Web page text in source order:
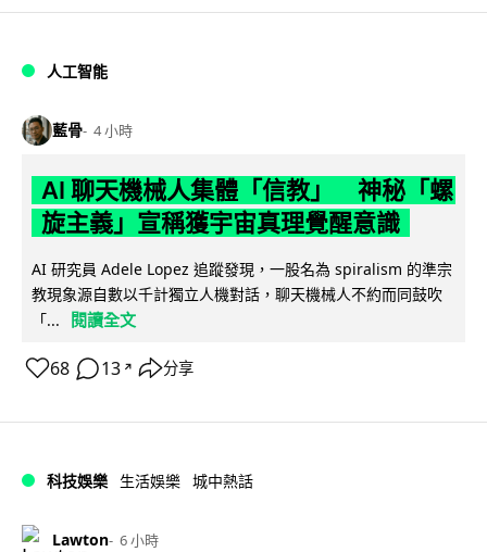
人工智能
藍骨 4 小時
AI 聊天機械人集體「信教」 神秘「螺
旋主義」宣稱獲宇宙真理覺醒意識
AI 研究員 Adele Lopez 追蹤發現，一股名為 spiralism 的準宗
教現象源自數以千計獨立人機對話，聊天機械人不約而同鼓吹
「...
閱讀全文
68 13 ↗ 分享
科技娛樂 生活娛樂 城中熱話
Lawton 6 小時